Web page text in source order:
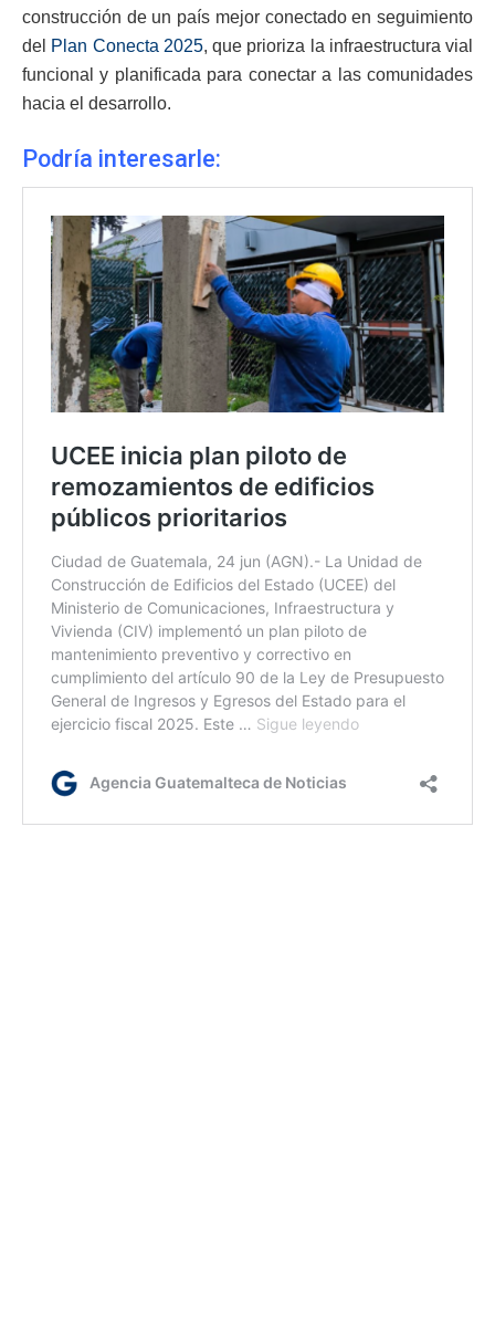
construcción de un país mejor conectado en seguimiento
del Plan Conecta 2025, que prioriza la infraestructura vial
funcional y planificada para conectar a las comunidades
hacia el desarrollo.
Podría interesarle: